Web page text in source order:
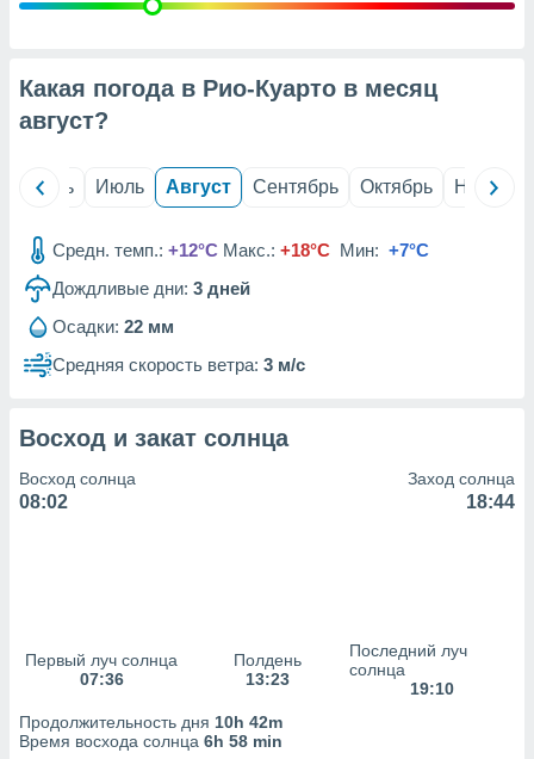
данных
рекламы
сведения
Какая погода в Рио-Куарто в месяц
август?
Июнь Июль Август Сентябрь Октябрь Ноябрь
Средн. темп.: +12°C Макс.: +18°C Мин: +7°C
Дождливые дни: 3 дней
Осадки: 22 мм
Средняя скорость ветра: 3 м/с
Восход и закат солнца
Восход солнца
08:02
Заход солнца
18:44
Первый луч солнца
07:36
Полдень
13:23
Последний луч
солнца
19:10
Продолжительность дня 10h 42m
Время восхода солнца 6h 58 min